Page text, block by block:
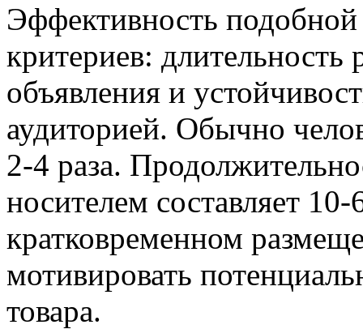
Эффективность подобной
критериев: длительность
объявления и
аудиторией. Обычно
2-4 раза.
носителем составляет
кратковременном
мотивировать
товара.